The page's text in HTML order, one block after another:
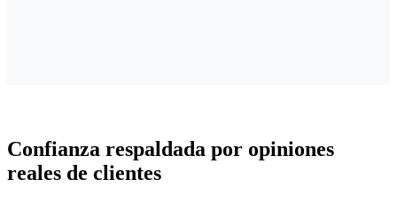
Confianza respaldada por opiniones
reales de clientes